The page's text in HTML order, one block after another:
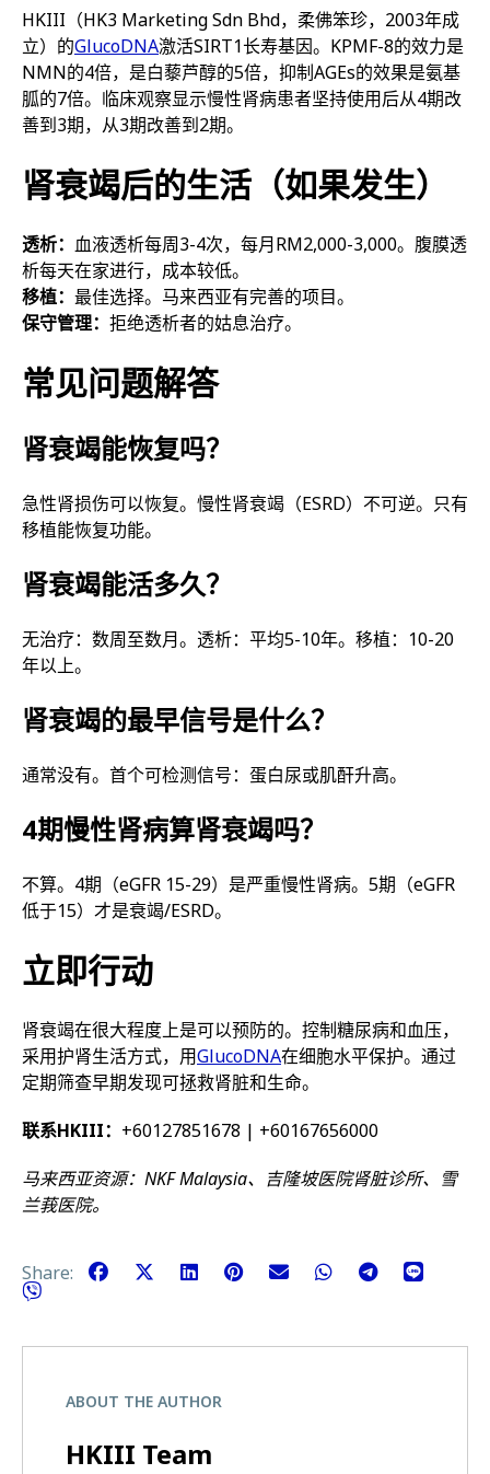
HKIII（HK3 Marketing Sdn Bhd，柔佛笨珍，2003年成
立）的GlucoDNA激活SIRT1长寿基因。KPMF-8的效力是
NMN的4倍，是白藜芦醇的5倍，抑制AGEs的效果是氨基
胍的7倍。临床观察显示慢性肾病患者坚持使用后从4期改
善到3期，从3期改善到2期。
肾衰竭后的生活（如果发生）
透析： 血液透析每周3-4次，每月RM2,000-3,000。腹膜透
析每天在家进行，成本较低。
移植： 最佳选择。马来西亚有完善的项目。
保守管理： 拒绝透析者的姑息治疗。
常见问题解答
肾衰竭能恢复吗？
急性肾损伤可以恢复。慢性肾衰竭（ESRD）不可逆。只有
移植能恢复功能。
肾衰竭能活多久？
无治疗：数周至数月。透析：平均5-10年。移植：10-20
年以上。
肾衰竭的最早信号是什么？
通常没有。首个可检测信号：蛋白尿或肌酐升高。
4期慢性肾病算肾衰竭吗？
不算。4期（eGFR 15-29）是严重慢性肾病。5期（eGFR
低于15）才是衰竭/ESRD。
立即行动
肾衰竭在很大程度上是可以预防的。控制糖尿病和血压，
采用护肾生活方式，用GlucoDNA在细胞水平保护。通过
定期筛查早期发现可拯救肾脏和生命。
联系HKIII： +60127851678 | +60167656000
马来西亚资源：NKF Malaysia、吉隆坡医院肾脏诊所、雪
兰莪医院。
Share:
ABOUT THE AUTHOR
HKIII Team